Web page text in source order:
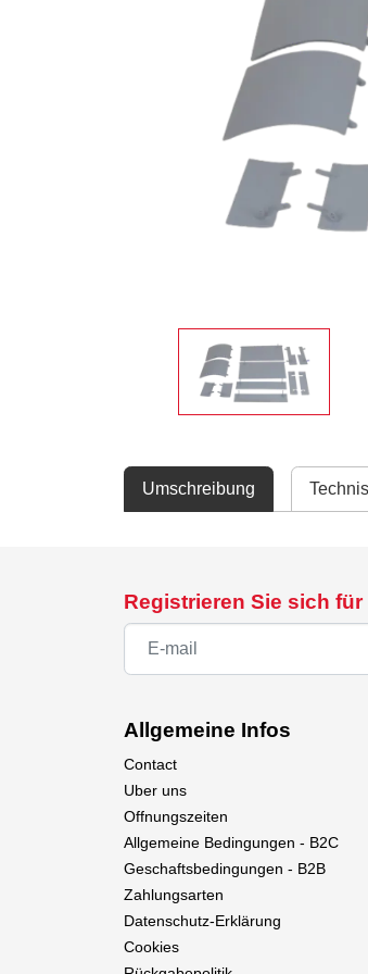
Umschreibung
Registrieren Sie sich
Allgemeine Infos
Contact
Uber uns
Offnungszeiten
Allgemeine Bedingungen - B2C
Geschaftsbedingungen - B2B
Zahlungsarten
Datenschutz-Erklärung
Cookies